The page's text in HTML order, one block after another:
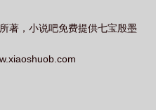
著，小说吧免费提供七宝殷墨